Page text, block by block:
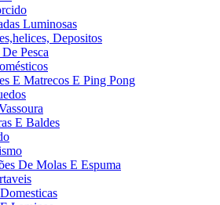
Luminosas
Depositos
Pesca
E Matrecos E Ping Pong
E Baldes
De Molas E Espuma